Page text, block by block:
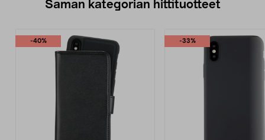
Saman kategorian hittituotteet
-40% -33%